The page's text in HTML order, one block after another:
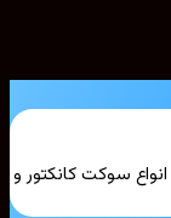
سوکت کانکتور و